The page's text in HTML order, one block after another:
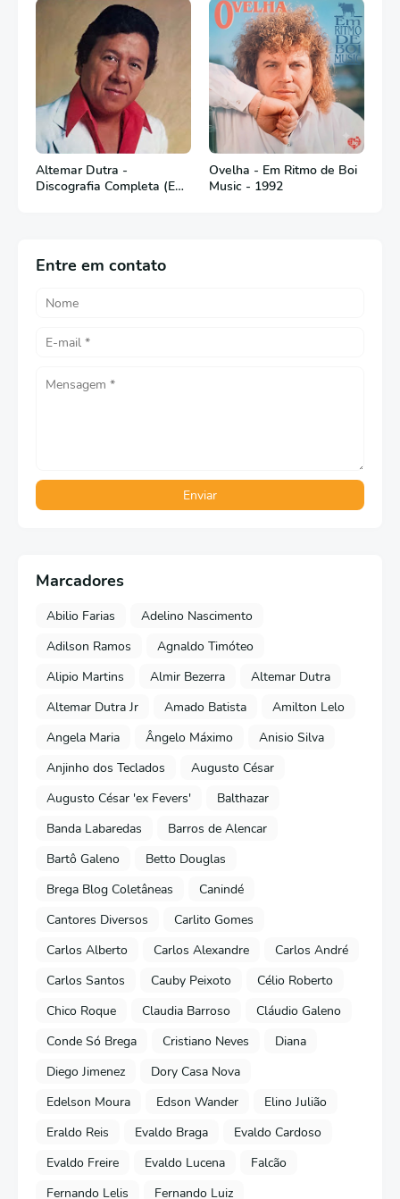
Altemar Dutra -
Discografia Completa (Em
Ovelha - Em Ritmo de Boi
Music - 1992
Entre em contato
Marcadores
Abilio Farias
Adelino Nascimento
Adilson Ramos
Agnaldo Timóteo
Alipio Martins
Almir Bezerra
Altemar Dutra
Altemar Dutra Jr
Amado Batista
Amilton Lelo
Angela Maria
Ângelo Máximo
Anisio Silva
Anjinho dos Teclados
Augusto César
Augusto César 'ex Fevers'
Balthazar
Banda Labaredas
Barros de Alencar
Bartô Galeno
Betto Douglas
Brega Blog Coletâneas
Canindé
Cantores Diversos
Carlito Gomes
Carlos Alberto
Carlos Alexandre
Carlos André
Carlos Santos
Cauby Peixoto
Célio Roberto
Chico Roque
Claudia Barroso
Cláudio Galeno
Conde Só Brega
Cristiano Neves
Diana
Diego Jimenez
Dory Casa Nova
Edelson Moura
Edson Wander
Elino Julião
Eraldo Reis
Evaldo Braga
Evaldo Cardoso
Evaldo Freire
Evaldo Lucena
Falcão
Fernando Lelis
Fernando Luiz